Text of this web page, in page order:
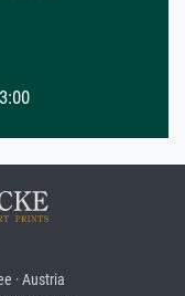
· Austria